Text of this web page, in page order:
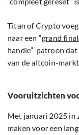
Titan of Crypto
naar een “grand
handle”-patroon
van de altcoin-
Vooruitzichten
Met januari 2025 in
maken voor een